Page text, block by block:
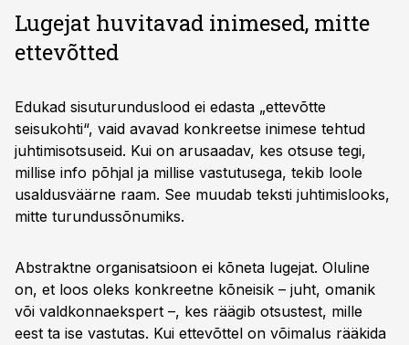
Lugejat huvitavad inimesed, mitte
ettevõtted
Edukad sisuturunduslood ei edasta „ettevõtte
seisukohti“, vaid avavad konkreetse inimese tehtud
juhtimisotsuseid. Kui on arusaadav, kes otsuse tegi,
millise info põhjal ja millise vastutusega, tekib loole
usaldusväärne raam. See muudab teksti juhtimislooks,
mitte turundussõnumiks.
Abstraktne organisatsioon ei kõneta lugejat. Oluline
on, et loos oleks konkreetne kõneisik – juht, omanik
või valdkonnaekspert –, kes räägib otsustest, mille
eest ta ise vastutas. Kui ettevõttel on võimalus rääkida